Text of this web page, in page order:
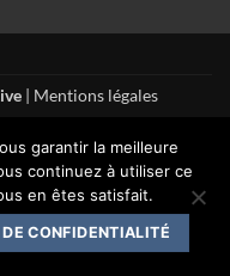
| Mentions légales
garantir la meilleure
continuez à utiliser ce
en êtes satisfait.
CONFIDENTIALITÉ